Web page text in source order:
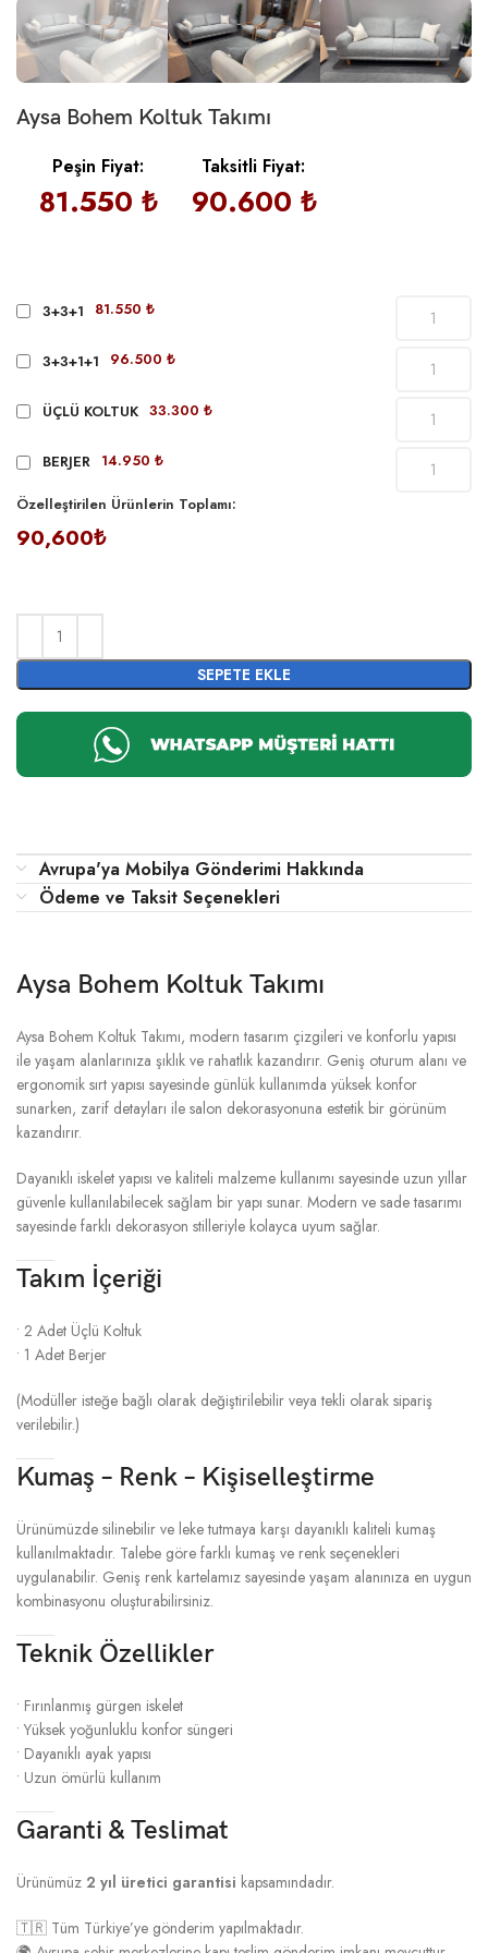
Aysa Bohem Koltuk Takımı
Peşin Fiyat:
81.550 ₺
Taksitli Fiyat:
90.600 ₺
3+3+1 81.550 ₺
3+3+1+1 96.500 ₺
ÜÇLÜ KOLTUK 33.300 ₺
BERJER 14.950 ₺
Özelleştirilen Ürünlerin Toplamı:
90,600₺
SEPETE EKLE
Avrupa'ya Mobilya Gönderimi Hakkında
Ödeme ve Taksit Seçenekleri
Aysa Bohem Koltuk Takımı
Aysa Bohem Koltuk Takımı, modern tasarım çizgileri ve konforlu yapısı
ile yaşam alanlarınıza şıklık ve rahatlık kazandırır. Geniş oturum alanı ve
ergonomik sırt yapısı sayesinde günlük kullanımda yüksek konfor
sunarken, zarif detayları ile salon dekorasyonuna estetik bir görünüm
kazandırır.
Dayanıklı iskelet yapısı ve kaliteli malzeme kullanımı sayesinde uzun yıllar
güvenle kullanılabilecek sağlam bir yapı sunar. Modern ve sade tasarımı
sayesinde farklı dekorasyon stilleriyle kolayca uyum sağlar.
Takım İçeriği
• 2 Adet Üçlü Koltuk
• 1 Adet Berjer
(Modüller isteğe bağlı olarak değiştirilebilir veya tekli olarak sipariş
verilebilir.)
Kumaş – Renk – Kişiselleştirme
Ürünümüzde silinebilir ve leke tutmaya karşı dayanıklı kaliteli kumaş
kullanılmaktadır. Talebe göre farklı kumaş ve renk seçenekleri
uygulanabilir. Geniş renk kartelamız sayesinde yaşam alanınıza en uygun
kombinasyonu oluşturabilirsiniz.
Teknik Özellikler
• Fırınlanmış gürgen iskelet
• Yüksek yoğunluklu konfor süngeri
• Dayanıklı ayak yapısı
• Uzun ömürlü kullanım
Garanti & Teslimat
Ürünümüz 2 yıl üretici garantisi kapsamındadır.
🇹🇷 Tüm Türkiye’ye gönderim yapılmaktadır.